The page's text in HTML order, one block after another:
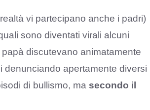
vi partecipano anche i padri)
sono diventati virali alcuni
discutevano animatamente
denunciando apertamente diversi
di bullismo, ma secondo il